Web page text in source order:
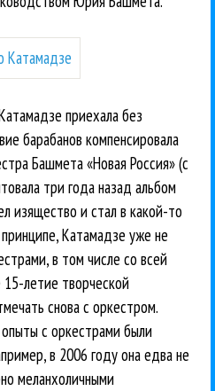
приехала без
барабанов компенсировала
Башмета «Новая Россия» (с
три года назад альбом
изящество и стал в какой-то
Катамадзе уже не
в том числе со всей
летие творческой
снова с оркестром.
с оркестрами были
в 2006 году она едва не
меланхоличными